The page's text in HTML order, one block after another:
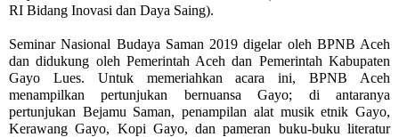
RI Bidang Inovasi dan Daya Saing).
Seminar Nasional Budaya Saman 2019 digelar oleh BPNB Aceh
dan didukung oleh Pemerintah Aceh dan Pemerintah Kabupaten
Gayo Lues. Untuk memeriahkan acara ini, BPNB Aceh
menampilkan pertunjukan bernuansa Gayo; di antaranya
pertunjukan Bejamu Saman, penampilan alat musik etnik Gayo,
Kerawang Gayo, Kopi Gayo, dan pameran buku-buku literatur